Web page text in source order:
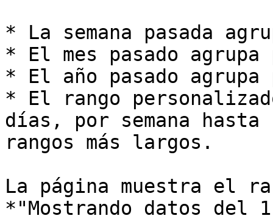
* La semana pasada
* El mes pasado
* El año pasado agrupa
* El rango
días, por semana
rangos más largos.
La página muestra el
*"Mostrando datos del